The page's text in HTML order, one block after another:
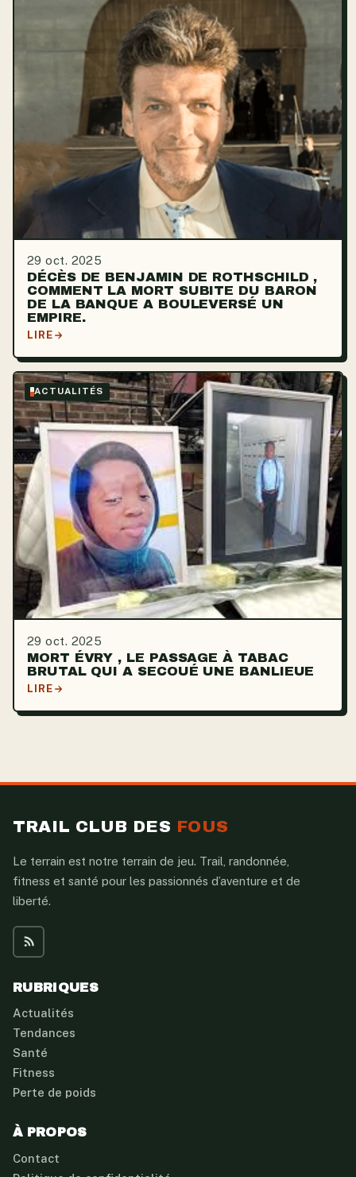
29 oct. 2025
DÉCÈS DE BENJAMIN DE ROTHSCHILD ,
COMMENT LA MORT SUBITE DU BARON
DE LA BANQUE A BOULEVERSÉ UN
EMPIRE.
LIRE
ACTUALITÉS
29 oct. 2025
MORT ÉVRY , LE PASSAGE À TABAC
BRUTAL QUI A SECOUÉ UNE BANLIEUE
LIRE
TRAIL CLUB DES FOUS
Le terrain est notre terrain de jeu. Trail, randonnée,
fitness et santé pour les passionnés d’aventure et de
liberté.
RUBRIQUES
Actualités
Tendances
Santé
Fitness
Perte de poids
À PROPOS
Contact